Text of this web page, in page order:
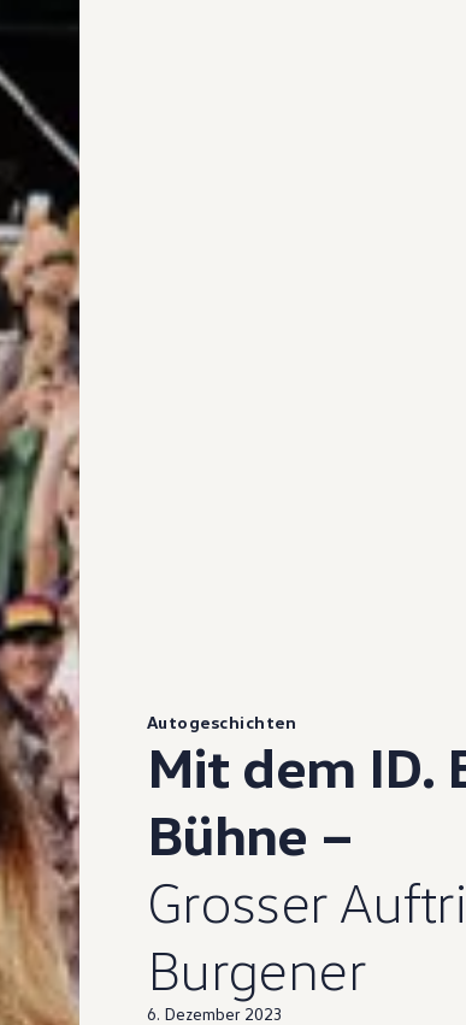
Autogeschichten
Mit dem ID.
Bühne –
Grosser
Burgener
6. Dezember 2023